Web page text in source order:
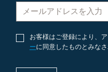
お客様はご登録により、
ーに同意したものとみな